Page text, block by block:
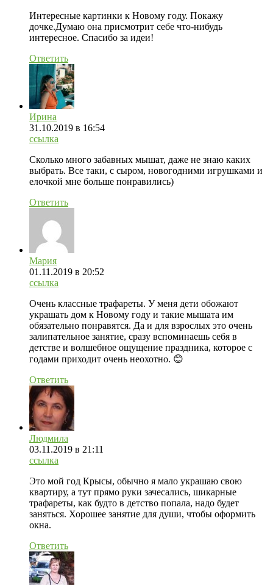
Интересные картинки к Новому году. Покажу
дочке.Думаю она присмотрит себе что-нибудь
интересное. Спасибо за идеи!
Ответить
Ирина
31.10.2019 в 16:54
ссылка
Сколько много забавных мышат, даже не знаю каких
выбрать. Все таки, с сыром, новогодними игрушками и
елочкой мне больше понравились)
Ответить
Мария
01.11.2019 в 20:52
ссылка
Очень классные трафареты. У меня дети обожают
украшать дом к Новому году и такие мышата им
обязательно понравятся. Да и для взрослых это очень
залипательное занятие, сразу вспоминаешь себя в
детстве и волшебное ощущение праздника, которое с
годами приходит очень неохотно. 😊
Ответить
Людмила
03.11.2019 в 21:11
ссылка
Это мой год Крысы, обычно я мало украшаю свою
квартиру, а тут прямо руки зачесались, шикарные
трафареты, как будто в детство попала, надо будет
заняться. Хорошее занятие для души, чтобы оформить
окна.
Ответить